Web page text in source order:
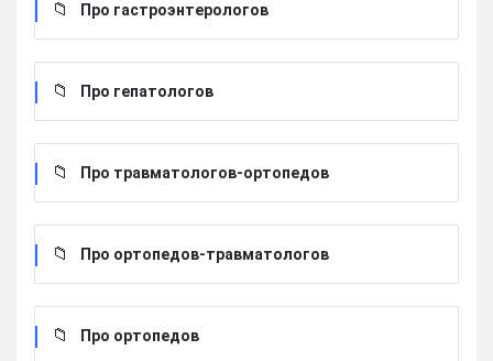
Про гастроэнтерологов
Про гепатологов
Про травматологов-ортопедов
Про ортопедов-травматологов
Про ортопедов